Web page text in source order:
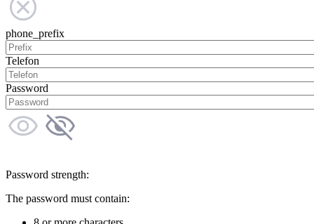
phone_prefix
Telefon
Password
Password strength:
The password must contain: